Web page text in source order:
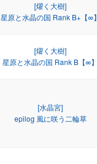
[燿く大樹]
星原と水晶の国 Rank B+【∞】
[燿く大樹]
星原と水晶の国 Rank B【∞】
[水晶宮]
epilog 風に咲う二輪草